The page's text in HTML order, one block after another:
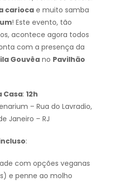
cariocae muito samba
! Este evento, tão
acontece agora todos
com a presença da
Gouvêa no Pavilhão
Casa: 12h
– Rua do Lavradio,
Janeiro – RJ
:
com opções veganas
e penne ao molho